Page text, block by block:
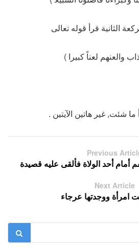
الثانية قرأ قوله تعالى
والعنهم لعناً كبيرا )
شئت, غير هاتين الآيتين .
Previous
أمام أحد الولاة فألقى عليه قصيدة
Next Article
امرأة ووجدتها عرجاء